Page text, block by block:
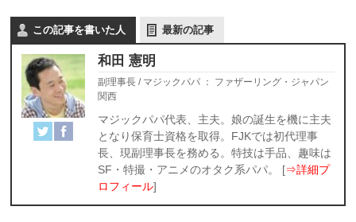
この記事を書いた人 最新の記事
和田 憲明
副理事長 / マジックパパ ： ファザーリング・ジャパン
関西
マジックパパ代表、主夫。娘の誕生を機に主夫
となり保育士資格を取得。FJKでは初代理事
長、現副理事長を務める。特技は手品、趣味は
SF・特撮・アニメのオタク系パパ。 [⇒詳細プ
ロフィール]